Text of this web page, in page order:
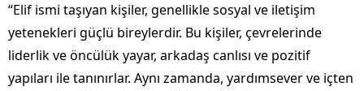
“Elif ismi taşıyan kişiler, genellikle sosyal ve iletişim
yetenekleri güçlü bireylerdir. Bu kişiler, çevrelerinde
liderlik ve öncülük yayar, arkadaş canlısı ve pozitif
yapıları ile tanınırlar. Aynı zamanda, yardımsever ve içten